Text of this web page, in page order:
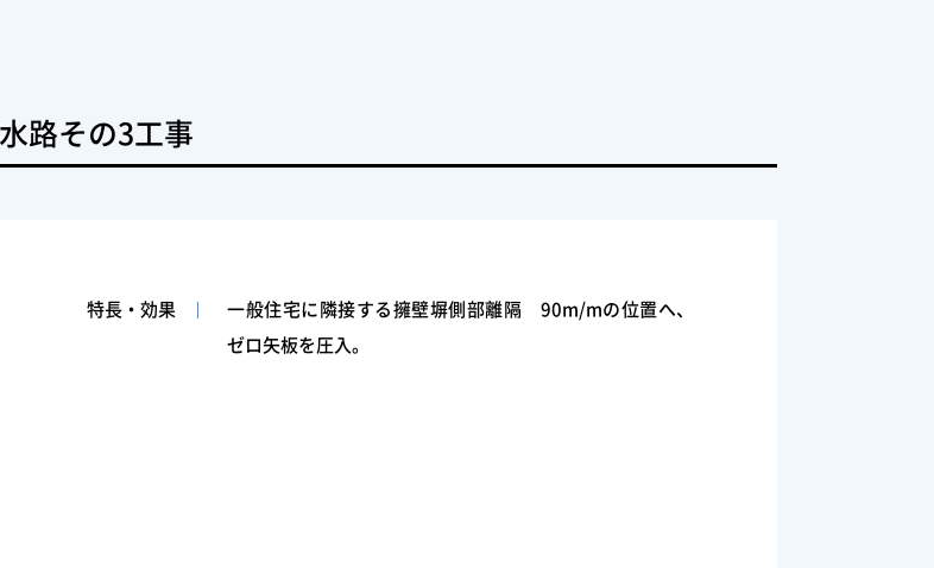
路その3工事
特長・効果
一般住宅に隣接する擁壁塀側部離隔 90m/mの位置へ、
ゼロ矢板を圧入。